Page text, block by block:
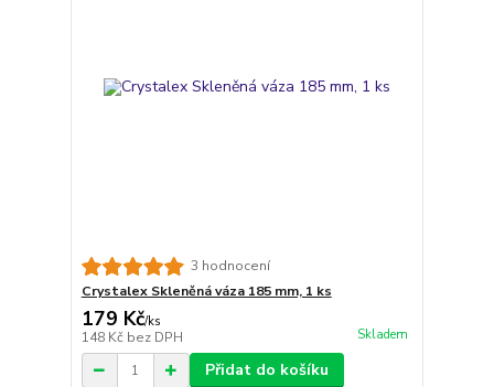
3 hodnocení
Crystalex Skleněná váza 185 mm, 1 ks
179 Kč/ks
148 Kč bez DPH Skladem
Přidat do košíku